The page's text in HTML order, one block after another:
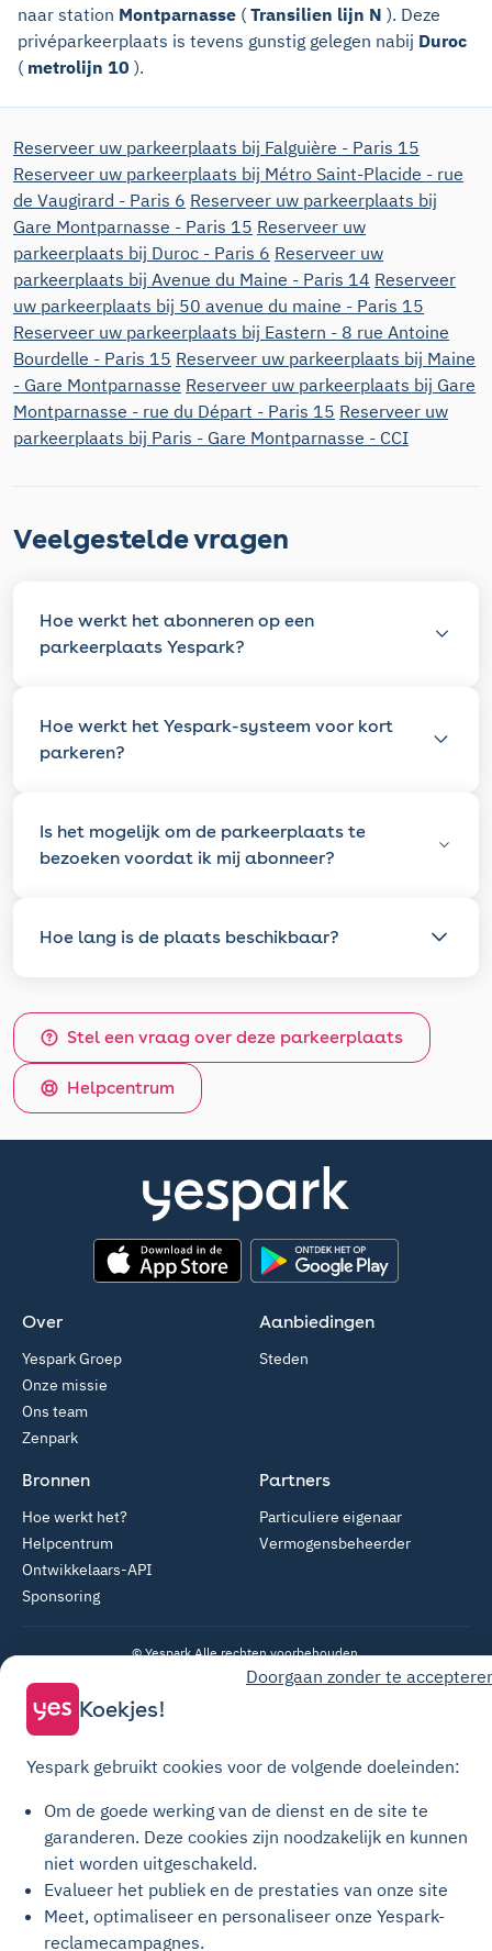
naar station Montparnasse (Transilien lijn N ). Deze
privéparkeerplaats is tevens gunstig gelegen nabij Duroc
( metrolijn 10 ).
Reserveer uw parkeerplaats bij Falguière - Paris 15
Reserveer uw parkeerplaats bij Métro Saint-Placide - rue
de Vaugirard - Paris 6 Reserveer uw parkeerplaats bij
Gare Montparnasse - Paris 15 Reserveer uw
parkeerplaats bij Duroc - Paris 6 Reserveer uw
parkeerplaats bij Avenue du Maine - Paris 14 Reserveer
uw parkeerplaats bij 50 avenue du maine - Paris 15
Reserveer uw parkeerplaats bij Eastern - 8 rue Antoine
Bourdelle - Paris 15 Reserveer uw parkeerplaats bij Maine
- Gare Montparnasse Reserveer uw parkeerplaats bij Gare
Montparnasse - rue du Départ - Paris 15 Reserveer uw
parkeerplaats bij Paris - Gare Montparnasse - CCI
Veelgestelde vragen
Hoe werkt het abonneren op een
parkeerplaats Yespark?
Hoe werkt het Yespark-systeem voor kort
parkeren?
Is het mogelijk om de parkeerplaats te
bezoeken voordat ik mij abonneer?
Hoe lang is de plaats beschikbaar?
Stel een vraag over deze parkeerplaats
Helpcentrum
Over
Yespark Groep
Onze missie
Ons team
Zenpark
Aanbiedingen
Steden
Partners
Particuliere eigenaar
Vermogensbeheerder
Bronnen
Hoe werkt het?
Helpcentrum
Ontwikkelaars-API
Sponsoring
© Yespark Alle rechten voorbehouden.
Algemene gebruiksvoorwaarden
Algemene verkoopvoorwaarden voor opwaarderingen
Privacybeleid
Cookiebeleid
Cookie-instellingen
Juridische kennisgeving
Doorgaan zonder te
Koekjes!
Yespark gebruikt cookies voor de volgende doeleinden:
Om de goede werking van de dienst en de site te
garanderen. Deze cookies zijn noodzakelijk en kunnen
niet worden uitgeschakeld.
Evalueer het publiek en de prestaties van onze site
Meet, optimaliseer en personaliseer onze Yespark-
reclamecampagnes.